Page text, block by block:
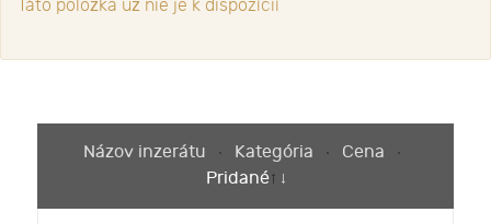
Táto položka už nie je k dispozícií
Názov inzerátu Kategória
Cena
Pridané